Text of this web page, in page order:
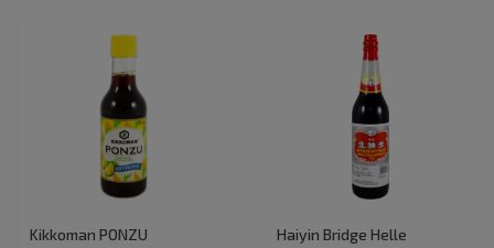
Kikkoman PONZU
Haiyin Bridge Helle